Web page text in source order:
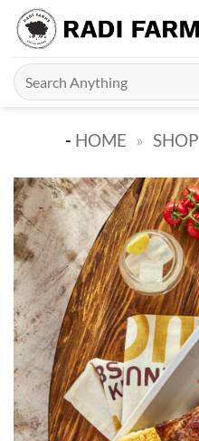
Skip
content
Search
for:
- HOME » SHOP